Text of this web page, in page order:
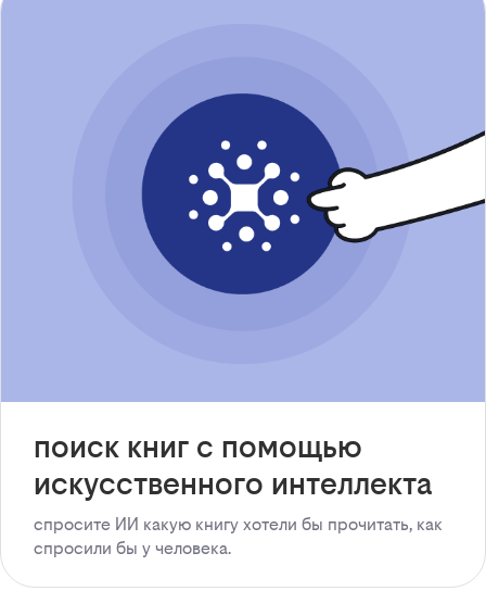
поиск книг с помощью
искусственного интеллекта
спросите ИИ какую книгу хотели бы прочитать, как
спросили бы у человека.